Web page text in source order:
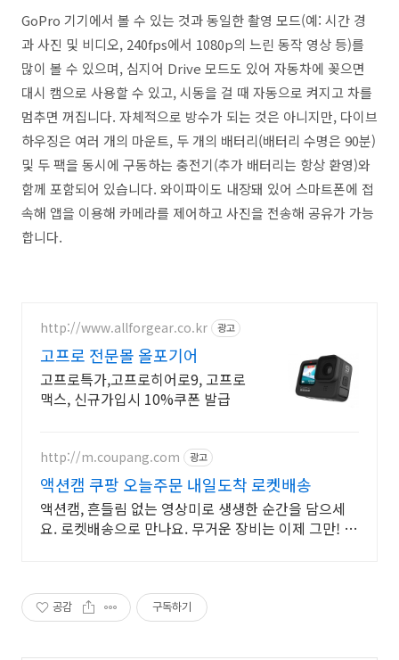
GoPro 기기에서 볼 수 있는 것과 동일한 촬영 모드(예: 시간 경
과 사진 및 비디오, 240fps에서 1080p의 느린 동작 영상 등)를
많이 볼 수 있으며, 심지어 Drive 모드도 있어 자동차에 꽂으면
대시 캠으로 사용할 수 있고, 시동을 걸 때 자동으로 켜지고 차를
멈추면 꺼집니다. 자체적으로 방수가 되는 것은 아니지만, 다이브
하우징은 여러 개의 마운트, 두 개의 배터리(배터리 수명은 90분)
및 두 팩을 동시에 구동하는 충전기(추가 배터리는 항상 환영)와
함께 포함되어 있습니다. 와이파이도 내장돼 있어 스마트폰에 접
속해 앱을 이용해 카메라를 제어하고 사진을 전송해 공유가 가능
합니다.
http://www.allforgear.co.kr 광고
고프로 전문몰 올포기어
고프로특가,고프로히어로9, 고프로
맥스, 신규가입시 10%쿠폰 발급
http://m.coupang.com 광고
액션캠 쿠팡 오늘주문 내일도착 로켓배송
액션캠, 흔들림 없는 영상미로 생생한 순간을 담으세
요. 로켓배송으로 만나요. 무거운 장비는 이제 그만! 가
공감 구독하기